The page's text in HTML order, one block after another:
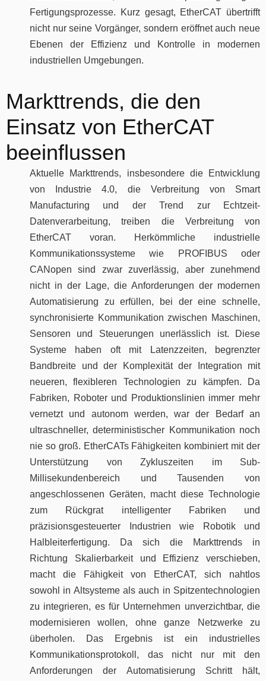
Fertigungsprozesse. Kurz gesagt, EtherCAT übertrifft
nicht nur seine Vorgänger, sondern eröffnet auch neue
Ebenen der Effizienz und Kontrolle in modernen
industriellen Umgebungen.
Markttrends, die den
Einsatz von EtherCAT
beeinflussen
Aktuelle Markttrends, insbesondere die Entwicklung
von Industrie 4.0, die Verbreitung von Smart
Manufacturing und der Trend zur Echtzeit-
Datenverarbeitung, treiben die Verbreitung von
EtherCAT voran. Herkömmliche industrielle
Kommunikationssysteme wie PROFIBUS oder
CANopen sind zwar zuverlässig, aber zunehmend
nicht in der Lage, die Anforderungen der modernen
Automatisierung zu erfüllen, bei der eine schnelle,
synchronisierte Kommunikation zwischen Maschinen,
Sensoren und Steuerungen unerlässlich ist. Diese
Systeme haben oft mit Latenzzeiten, begrenzter
Bandbreite und der Komplexität der Integration mit
neueren, flexibleren Technologien zu kämpfen. Da
Fabriken, Roboter und Produktionslinien immer mehr
vernetzt und autonom werden, war der Bedarf an
ultraschneller, deterministischer Kommunikation noch
nie so groß. EtherCATs Fähigkeiten kombiniert mit der
Unterstützung von Zykluszeiten im Sub-
Millisekundenbereich und Tausenden von
angeschlossenen Geräten, macht diese Technologie
zum Rückgrat intelligenter Fabriken und
präzisionsgesteuerter Industrien wie Robotik und
Halbleiterfertigung. Da sich die Markttrends in
Richtung Skalierbarkeit und Effizienz verschieben,
macht die Fähigkeit von EtherCAT, sich nahtlos
sowohl in Altsysteme als auch in Spitzentechnologien
zu integrieren, es für Unternehmen unverzichtbar, die
modernisieren wollen, ohne ganze Netzwerke zu
überholen. Das Ergebnis ist ein industrielles
Kommunikationsprotokoll, das nicht nur mit den
Anforderungen der Automatisierung Schritt hält,